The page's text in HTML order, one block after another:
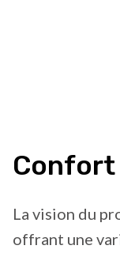
Confort
La vision du
offrant une